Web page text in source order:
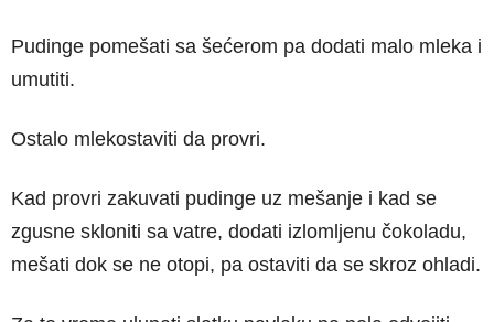
Pudinge pomešati sa šećerom pa dodati malo mleka i
umutiti.
Ostalo mlekostaviti da provri.
Kad provri zakuvati pudinge uz mešanje i kad se
zgusne skloniti sa vatre, dodati izlomljenu čokoladu,
mešati dok se ne otopi, pa ostaviti da se skroz ohladi.